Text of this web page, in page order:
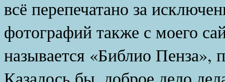
всё перепечатано за
фотографий также с моего
называется «Библио